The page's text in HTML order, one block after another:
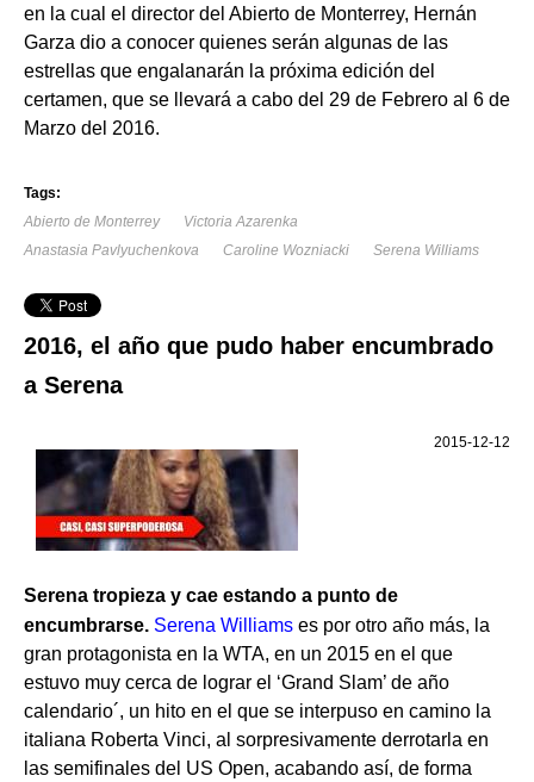
en la cual el director del Abierto de Monterrey, Hernán
Garza dio a conocer quienes serán algunas de las
estrellas que engalanarán la próxima edición del
certamen, que se llevará a cabo del 29 de Febrero al 6 de
Marzo del 2016.
Tags:
Abierto de Monterrey
Victoria Azarenka
Anastasia Pavlyuchenkova
Caroline Wozniacki Serena Williams
2016, el año que pudo haber encumbrado
a Serena
2015-12-12
Serena tropieza y cae estando a punto de
encumbrarse. Serena Williams es por otro año más, la
gran protagonista en la WTA, en un 2015 en el que
estuvo muy cerca de lograr el ‘Grand Slam’ de año
calendario´, un hito en el que se interpuso en camino la
italiana Roberta Vinci, al sorpresivamente derrotarla en
las semifinales del US Open, acabando así, de forma